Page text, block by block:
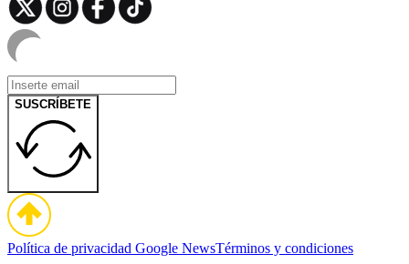
SUSCRÍBETE
Política de privacidad Google NewsTérminos y condiciones